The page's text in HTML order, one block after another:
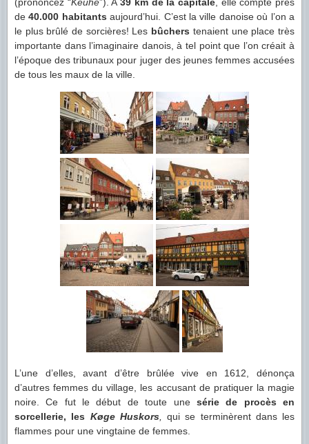
de40.000 habitants aujourd’hui. C’est la ville danoise où l’on a
le plus brûlé de sorcières! Les bûchers tenaient une place très
importante dans l’imaginaire danois, à tel point que l’on créait à
l’époque des tribunaux pour juger des jeunes femmes accusées
de tous les maux de la ville.
L’une d’elles, avant d’être brûlée vive en 1612, dénonça
d’autres femmes du village, les accusant de pratiquer la magie
noire. Ce fut le début de toute une série de procès en
sorcellerie, les Køge Huskors,
qui se terminèrent dans les
flammes pour une vingtaine de femmes.